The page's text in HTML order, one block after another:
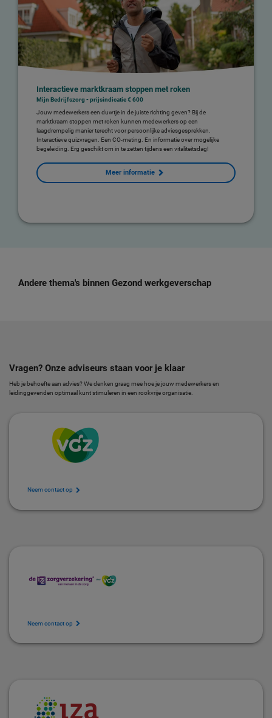
Interactieve marktkraam stoppen met roken
Mijn Bedrijfszorg - prijsindicatie € 600
Jouw medewerkers een duwtje in de juiste richting geven? Bij de
marktkraam stoppen met roken kunnen medewerkers op een
laagdrempelig manier terecht voor persoonlijke adviesgesprekken.
Interactieve quizvragen. Een CO-meting. En informatie over mogelijke
begeleiding. Erg geschikt om in te zetten tijdens een vitaliteitsdag!
Meer informatie
Andere thema's binnen Gezond werkgeverschap
Vragen? Onze adviseurs staan voor je klaar
Heb je behoefte aan advies? We denken graag mee hoe je jouw medewerkers en
leidinggevenden optimaal kunt stimuleren in een rookvrije organisatie.
Neem contact op
Neem contact op